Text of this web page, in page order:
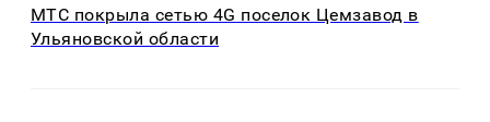
МТС покрыла сетью 4G поселок Цемзавод в
Ульяновской области